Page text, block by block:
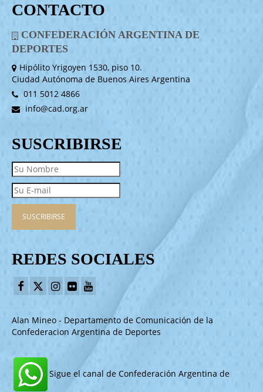
CONTACTO
CONFEDERACIÓN ARGENTINA DE
DEPORTES
Hipólito Yrigoyen 1530, piso 10.
Ciudad Autónoma de Buenos Aires Argentina
011 5012 4866
info@cad.org.ar
SUSCRIBIRSE
REDES SOCIALES
Alan Mineo - Departamento de Comunicación de la
Confederacion Argentina de Deportes
Sigue el canal de Confederación Argentina de